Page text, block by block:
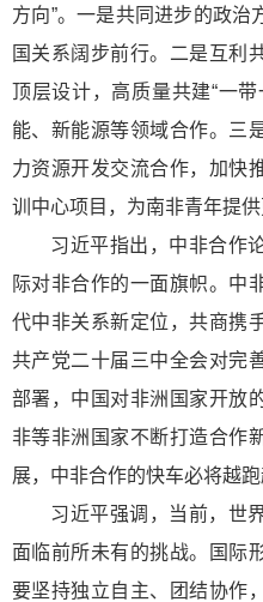
方向”。一是共同进步的政治
国关系阔步前行。二是互利
顶层设计，高质量共建“一
能、新能源等领域合作。三
力资源开发交流合作，加快
训中心项目，为南非青年提
习近平指出，中非合作
际对非合作的一面旗帜。中
代中非关系新定位，共商携
共产党二十届三中全会对完
部署，中国对非洲国家开放
非等非洲国家不断打造合作
展，中非合作的快车必将越跑
习近平强调，当前，世
面临前所未有的挑战。国际
要坚持独立自主、团结协作